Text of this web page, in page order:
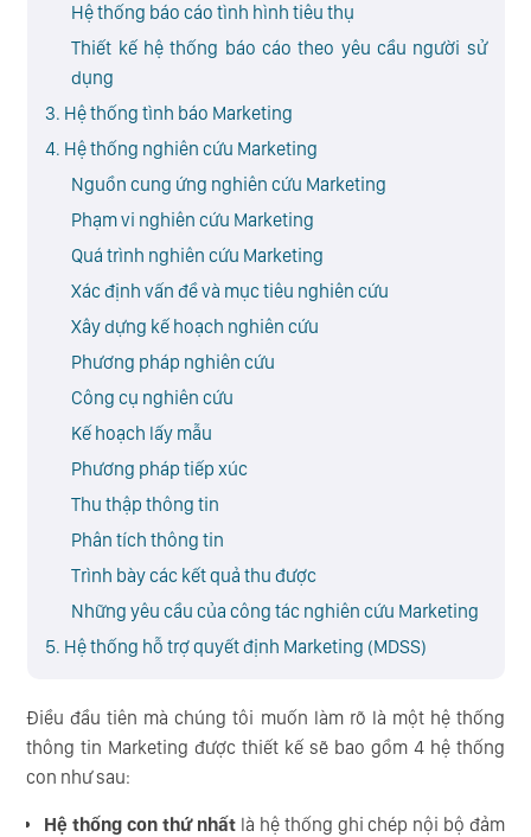
Hệ thống báo cáo tình hình tiêu thụ
Thiết kế hệ thống báo cáo theo yêu cầu người sử
dụng
3. Hệ thống tình báo Marketing
4. Hệ thống nghiên cứu Marketing
Nguồn cung ứng nghiên cứu Marketing
Phạm vi nghiên cứu Marketing
Quá trình nghiên cứu Marketing
Xác định vấn đề và mục tiêu nghiên cứu
Xây dựng kế hoạch nghiên cứu
Phương pháp nghiên cứu
Công cụ nghiên cứu
Kế hoạch lấy mẫu
Phương pháp tiếp xúc
Thu thập thông tin
Phân tích thông tin
Trình bày các kết quả thu được
Những yêu cầu của công tác nghiên cứu Marketing
5. Hệ thống hỗ trợ quyết định Marketing (MDSS)
Điều đầu tiên mà chúng tôi muốn làm rõ là một hệ thống
thông tin Marketing được thiết kế sẽ bao gồm 4 hệ thống
con như sau:
Hệ thống con thứ nhất là hệ thống ghi chép nội bộ đảm